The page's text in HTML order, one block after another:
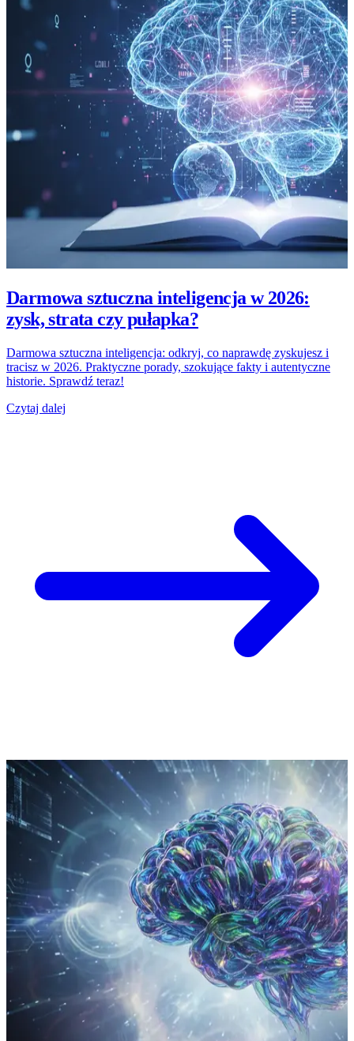
Darmowa sztuczna inteligencja w 2026:
zysk, strata czy pułapka?
Darmowa sztuczna inteligencja: odkryj, co naprawdę zyskujesz i
tracisz w 2026. Praktyczne porady, szokujące fakty i autentyczne
historie. Sprawdź teraz!
Czytaj dalej